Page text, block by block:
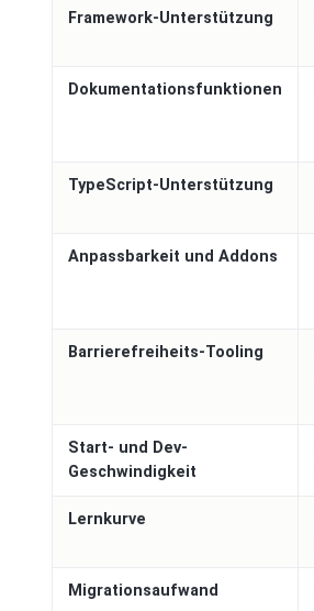
Framework-Unterstützung
Dokumentationsfunktionen
TypeScript-Unterstützung
Anpassbarkeit und Addons
Barrierefreiheits-Tooling
Start- und Dev-
Geschwindigkeit
Lernkurve
Migrationsaufwand